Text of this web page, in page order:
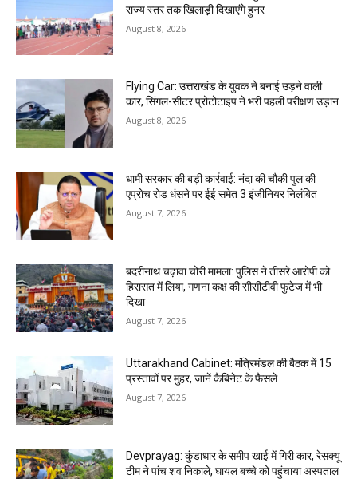
राज्य स्तर तक खिलाड़ी दिखाएंगे हुनर
August 8, 2026
Flying Car: उत्तराखंड के युवक ने बनाई उड़ने वाली
कार, सिंगल-सीटर प्रोटोटाइप ने भरी पहली परीक्षण उड़ान
August 8, 2026
धामी सरकार की बड़ी कार्रवाई: नंदा की चौकी पुल की
एप्राेच रोड धंसने पर ईई समेत 3 इंजीनियर निलंबित
August 7, 2026
बदरीनाथ चढ़ावा चोरी मामला: पुलिस ने तीसरे आरोपी को
हिरासत में लिया, गणना कक्ष की सीसीटीवी फुटेज में भी
दिखा
August 7, 2026
Uttarakhand Cabinet: मंत्रिमंडल की बैठक में 15
प्रस्तावों पर मुहर, जानें कैबिनेट के फैसले
August 7, 2026
Devprayag: कुंडाधार के समीप खाई में गिरी कार, रेसक्यू
टीम ने पांच शव निकाले, घायल बच्चे को पहुंचाया अस्पताल